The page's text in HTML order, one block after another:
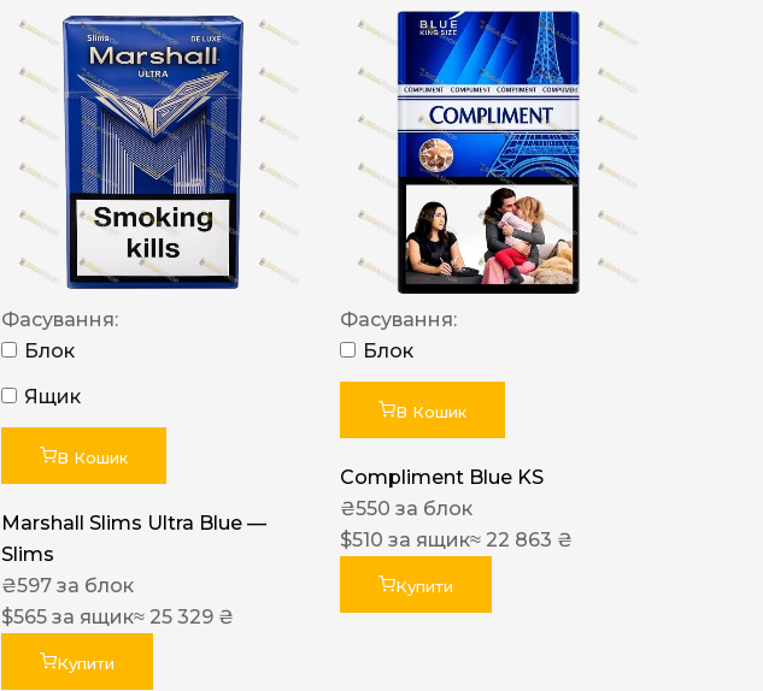
Фасування:
Блок
Ящик
В Кошик
Marshall Slims Ultra Blue —
Slims
₴597 за блок
$565 за ящик≈ 25 329 ₴
Купити
Фасування:
Блок
В Кошик
Compliment Blue KS
₴550 за блок
$510 за ящик≈ 22 863 ₴
Купити